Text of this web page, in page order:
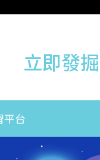
立即發
平台